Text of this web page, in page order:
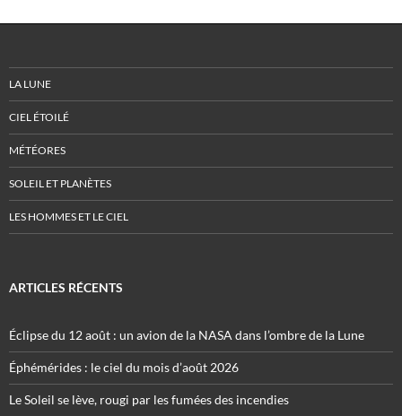
LA LUNE
CIEL ÉTOILÉ
MÉTÉORES
SOLEIL ET PLANÈTES
LES HOMMES ET LE CIEL
ARTICLES RÉCENTS
Éclipse du 12 août : un avion de la NASA dans l’ombre de la Lune
Éphémérides : le ciel du mois d’août 2026
Le Soleil se lève, rougi par les fumées des incendies